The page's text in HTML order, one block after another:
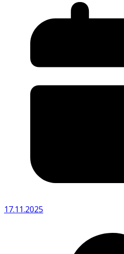
17.11.2025